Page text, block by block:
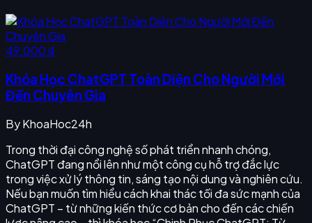
49.000 ₫
Khóa Học ChatGPT Toàn Diện Cho Người Mới
Đến Chuyên Gia
ByKhoaHoc24h
Trong thời đại công nghệ số phát triển nhanh chóng,
ChatGPT đang nổi lên như một công cụ hỗ trợ đắc lực
trong việc xử lý thông tin, sáng tạo nội dung và nghiên cứu.
Nếu bạn muốn tìm hiểu cách khai thác tối đa sức mạnh của
ChatGPT – từ những kiến thức cơ bản cho đến các chiến